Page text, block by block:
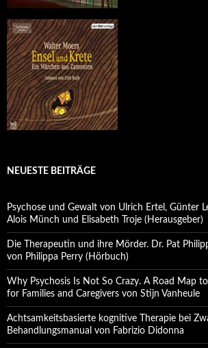
NEUESTE BEITRÄGE
Psychose und Gewalt von Ulrich Ertel, Günter
Alois Münch und Elisabeth Troje (Herausgeber)
Die Therapeutin und ihre Mörder. Dr. Pat
von Philippa Perry (Hörbuch)
Why Psychosis Is Not So Crazy. A Road Map
for Families and Caregivers von Stijn Vanheule
Achtsamkeitsbasierte kognitive Therapie bei
Behandlungsmanual von Fabrizio Didonna